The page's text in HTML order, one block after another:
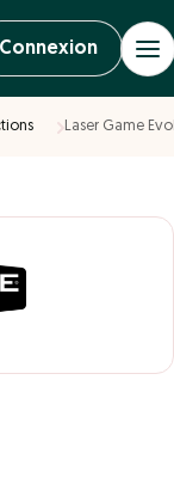
Connexion
Laser Game